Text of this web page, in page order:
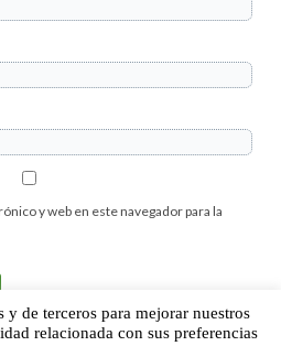
y web en este navegador para la
de terceros para mejorar nuestros
relacionada con sus preferencias